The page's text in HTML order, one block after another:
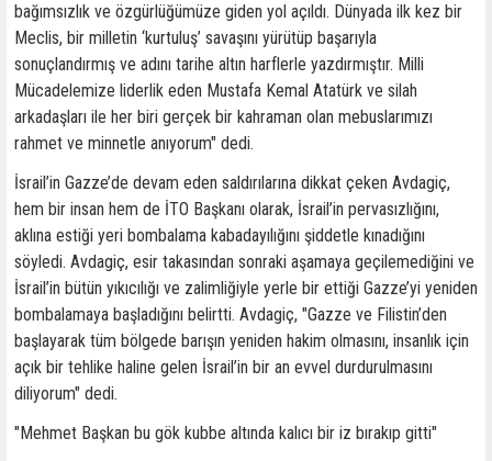
bağımsızlık ve özgürlüğümüze giden yol açıldı. Dünyada ilk kez bir
Meclis, bir milletin ‘kurtuluş’ savaşını yürütüp başarıyla
sonuçlandırmış ve adını tarihe altın harflerle yazdırmıştır. Milli
Mücadelemize liderlik eden Mustafa Kemal Atatürk ve silah
arkadaşları ile her biri gerçek bir kahraman olan mebuslarımızı
rahmet ve minnetle anıyorum" dedi.
İsrail’in Gazze’de devam eden saldırılarına dikkat çeken Avdagiç,
hem bir insan hem de İTO Başkanı olarak, İsrail’in pervasızlığını,
aklına estiği yeri bombalama kabadayılığını şiddetle kınadığını
söyledi. Avdagiç, esir takasından sonraki aşamaya geçilemediğini ve
İsrail’in bütün yıkıcılığı ve zalimliğiyle yerle bir ettiği Gazze’yi yeniden
bombalamaya başladığını belirtti. Avdagiç, "Gazze ve Filistin’den
başlayarak tüm bölgede barışın yeniden hakim olmasını, insanlık için
açık bir tehlike haline gelen İsrail’in bir an evvel durdurulmasını
diliyorum" dedi.
"Mehmet Başkan bu gök kubbe altında kalıcı bir iz bırakıp gitti"